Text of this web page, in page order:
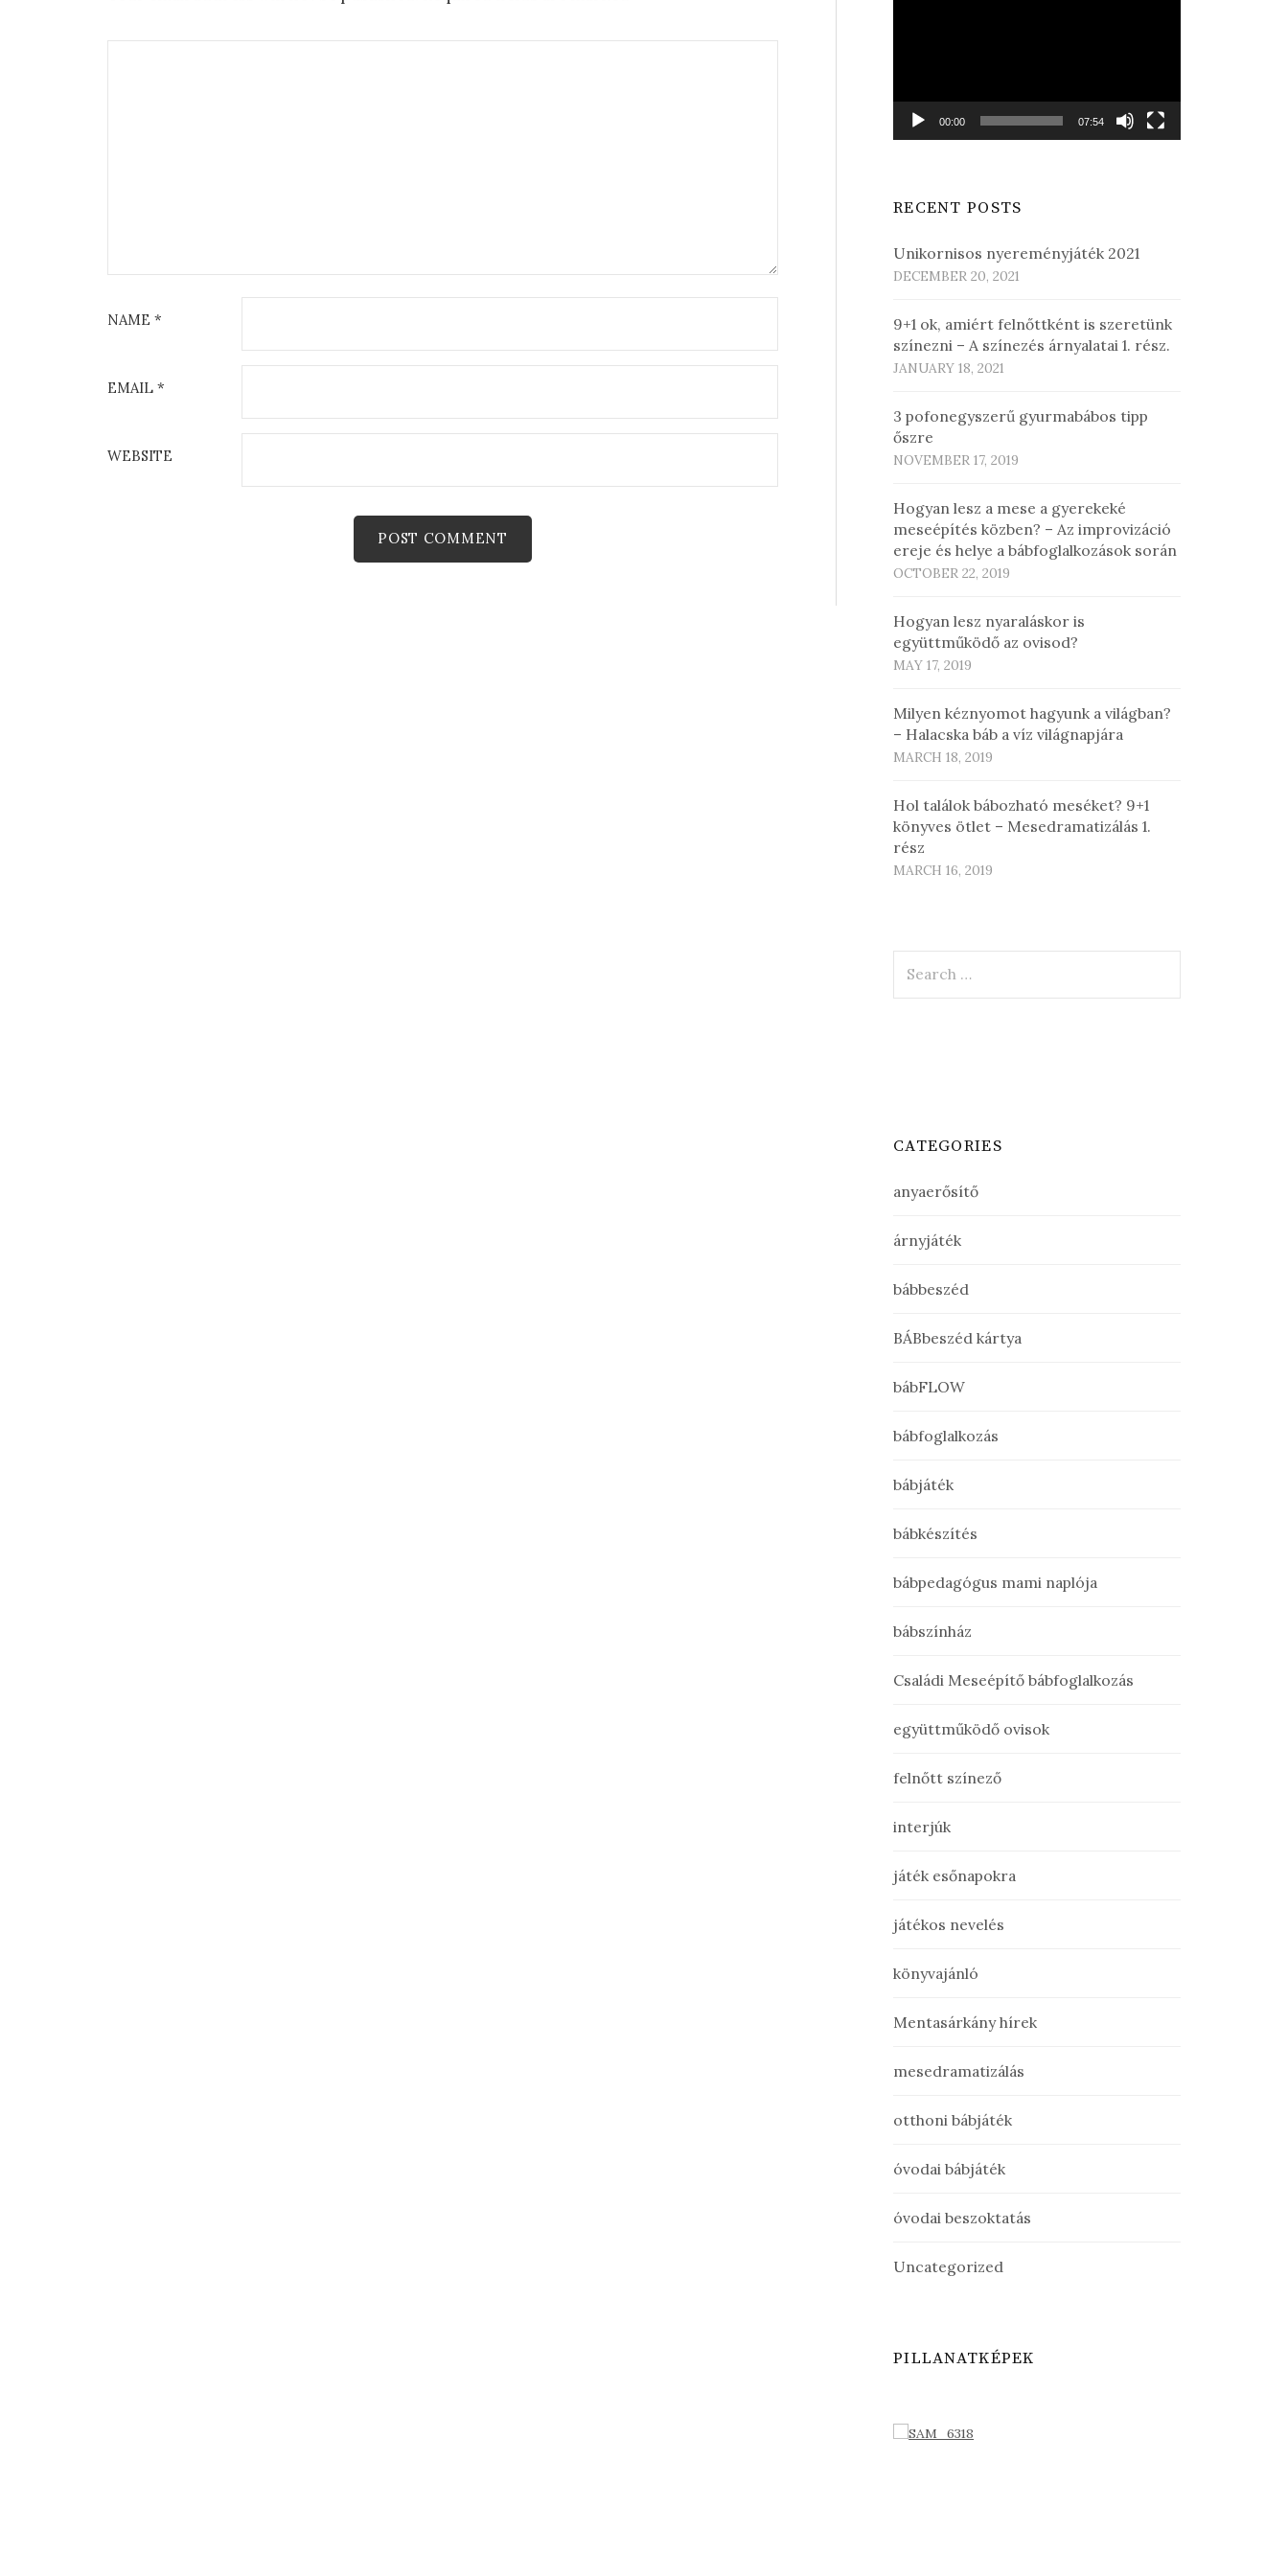
NAME *
EMAIL *
WEBSITE
00:00 07:54
RECENT POSTS
Unikornisos nyereményjáték 2021
DECEMBER 20, 2021
9+1 ok, amiért felnőttként is szeretünk
színezni – A színezés árnyalatai 1. rész.
JANUARY 18, 2021
3 pofonegyszerű gyurmabábos tipp
őszre
NOVEMBER 17, 2019
Hogyan lesz a mese a gyerekeké
meseépítés közben? – Az improvizáció
ereje és helye a bábfoglalkozások során
OCTOBER 22, 2019
Hogyan lesz nyaraláskor is
együttműködő az ovisod?
MAY 17, 2019
Milyen kéznyomot hagyunk a világban?
– Halacska báb a víz világnapjára
MARCH 18, 2019
Hol találok bábozható meséket? 9+1
könyves ötlet – Mesedramatizálás 1.
rész
MARCH 16, 2019
for:
CATEGORIES
anyaerősítő
árnyjáték
bábbeszéd
BÁBbeszéd kártya
bábFLOW
bábfoglalkozás
bábjáték
bábkészítés
bábpedagógus mami naplója
bábszínház
Családi Meseépítő bábfoglalkozás
együttműködő ovisok
felnőtt színező
interjúk
játék esőnapokra
játékos nevelés
könyvajánló
Mentasárkány hírek
mesedramatizálás
otthoni bábjáték
óvodai bábjáték
óvodai beszoktatás
Uncategorized
PILLANATKÉPEK